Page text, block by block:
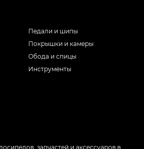
Педали и шипы
Покрышки и камеры
Обода и спицы
Инструменты
запчастей и аксессуаров в